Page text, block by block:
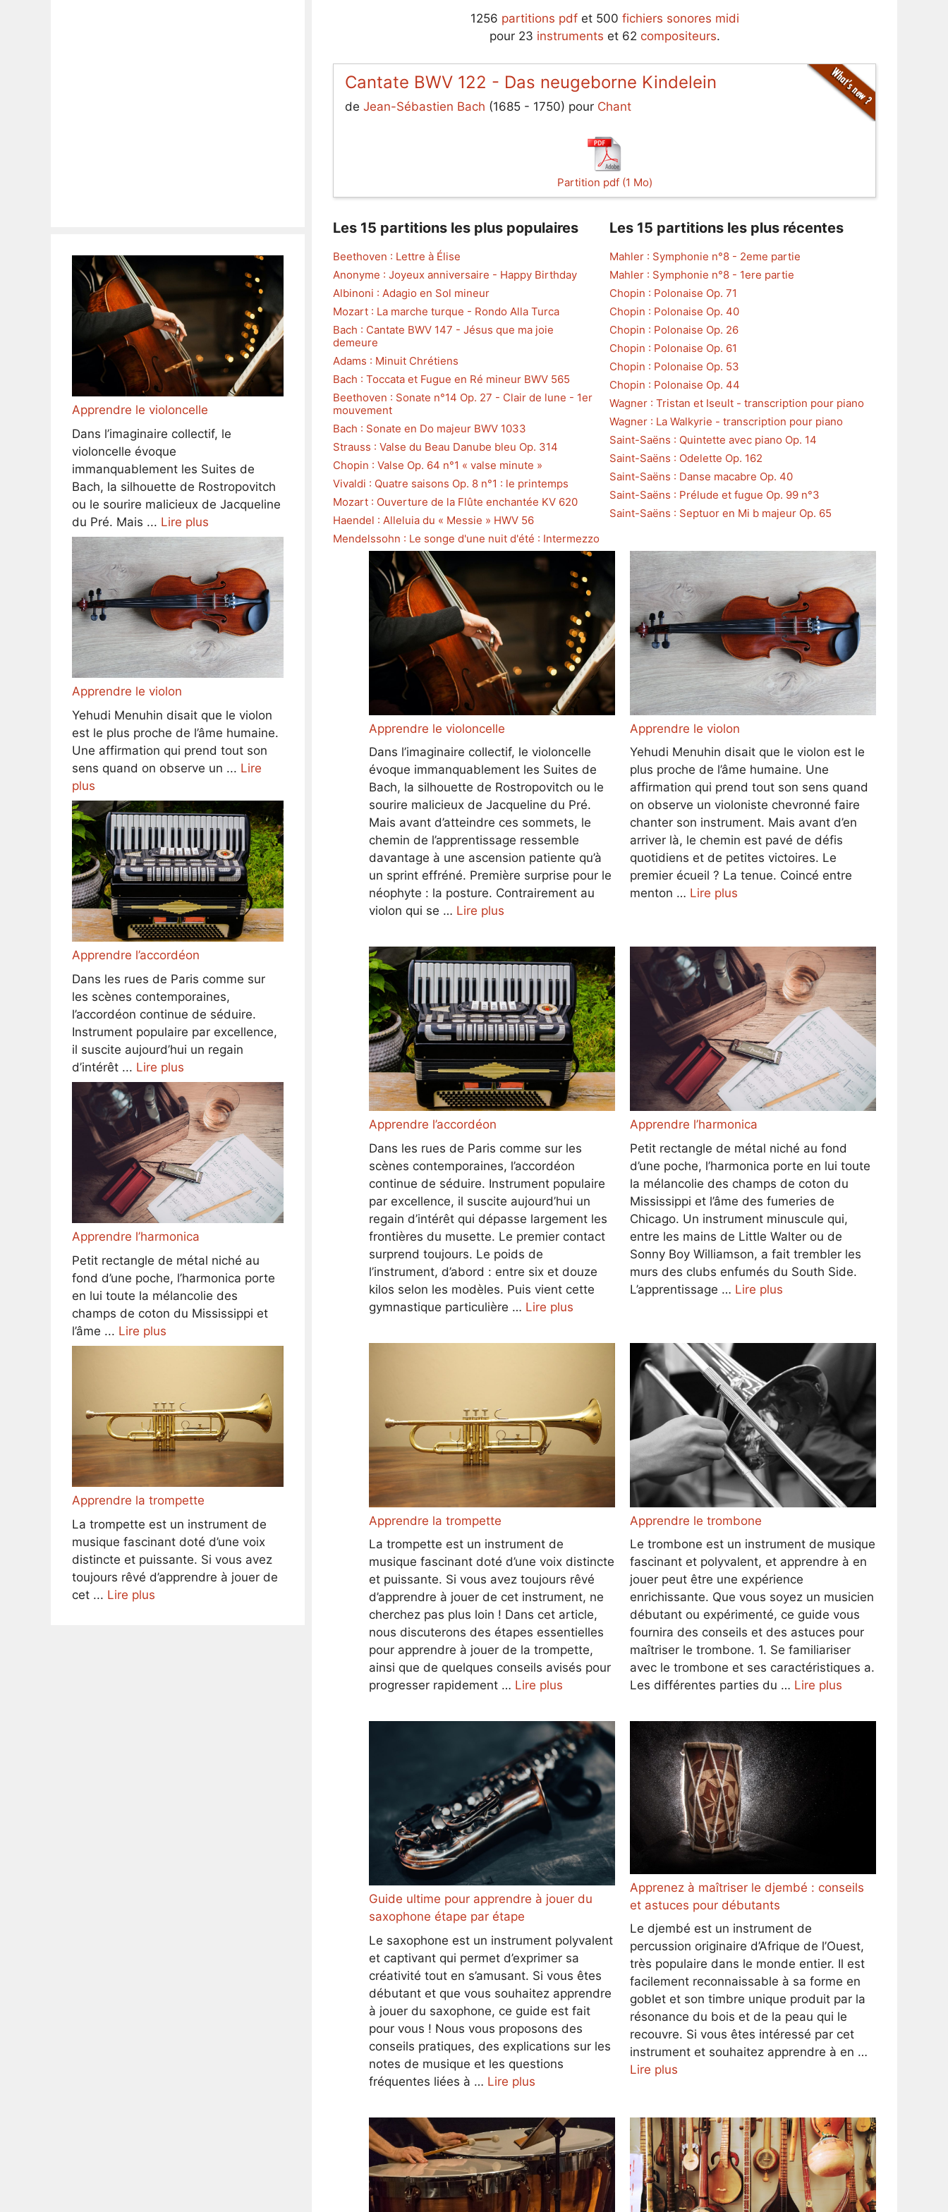
1256 partitions pdfet 500 fichiers sonores midi
pour 23 instruments et 62 compositeurs.
Cantate BWV 122 - Das neugeborne Kindelein
de Jean-Sébastien Bach (1685 - 1750) pour Chant
Partition pdf (1 Mo)
Les 15 partitions les plus populaires
Beethoven : Lettre à Élise
Anonyme : Joyeux anniversaire - Happy Birthday
Albinoni : Adagio en Sol mineur
Mozart : La marche turque - Rondo Alla Turca
Bach : Cantate BWV 147 - Jésus que ma joie
demeure
Adams : Minuit Chrétiens
Bach : Toccata et Fugue en Ré mineur BWV 565
Beethoven : Sonate n°14 Op. 27 - Clair de lune - 1er
mouvement
Bach : Sonate en Do majeur BWV 1033
Strauss : Valse du Beau Danube bleu Op. 314
Chopin : Valse Op. 64 n°1 « valse minute »
Vivaldi : Quatre saisons Op. 8 n°1 : le printemps
Mozart : Ouverture de la Flûte enchantée KV 620
Haendel : Alleluia du « Messie » HWV 56
Mendelssohn : Le songe d'une nuit d'été : Intermezzo
Les 15 partitions les plus récentes
Mahler : Symphonie n°8 - 2eme partie
Mahler : Symphonie n°8 - 1ere partie
Chopin : Polonaise Op. 71
Chopin : Polonaise Op. 40
Chopin : Polonaise Op. 26
Chopin : Polonaise Op. 61
Chopin : Polonaise Op. 53
Chopin : Polonaise Op. 44
Wagner : Tristan et Iseult - transcription pour piano
Wagner : La Walkyrie - transcription pour piano
Saint-Saëns : Quintette avec piano Op. 14
Saint-Saëns : Odelette Op. 162
Saint-Saëns : Danse macabre Op. 40
Saint-Saëns : Prélude et fugue Op. 99 n°3
Saint-Saëns : Septuor en Mi b majeur Op. 65
Apprendre le violoncelle
Dans l’imaginaire collectif, le violoncelle
évoque immanquablement les Suites de
Bach, la silhouette de Rostropovitch ou le
sourire malicieux de Jacqueline du Pré.
Mais avant d’atteindre ces sommets, le
chemin de l’apprentissage ressemble
davantage à une ascension patiente qu’à
un sprint effréné. Première surprise pour le
néophyte : la posture. Contrairement au
violon qui se … Lire plus
Apprendre le violon
Yehudi Menuhin disait que le violon est le
plus proche de l’âme humaine. Une
affirmation qui prend tout son sens quand
on observe un violoniste chevronné faire
chanter son instrument. Mais avant d’en
arriver là, le chemin est pavé de défis
quotidiens et de petites victoires. Le
premier écueil ? La tenue. Coincé entre
menton … Lire plus
Apprendre l’accordéon
Dans les rues de Paris comme sur les
scènes contemporaines, l’accordéon
continue de séduire. Instrument populaire
par excellence, il suscite aujourd’hui un
regain d’intérêt qui dépasse largement les
frontières du musette. Le premier contact
surprend toujours. Le poids de
l’instrument, d’abord : entre six et douze
kilos selon les modèles. Puis vient cette
gymnastique particulière … Lire plus
Apprendre l’harmonica
Petit rectangle de métal niché au fond
d’une poche, l’harmonica porte en lui toute
la mélancolie des champs de coton du
Mississippi et l’âme des fumeries de
Chicago. Un instrument minuscule qui,
entre les mains de Little Walter ou de
Sonny Boy Williamson, a fait trembler les
murs des clubs enfumés du South Side.
L’apprentissage … Lire plus
Apprendre la trompette
La trompette est un instrument de
musique fascinant doté d’une voix distincte
et puissante. Si vous avez toujours rêvé
d’apprendre à jouer de cet instrument, ne
cherchez pas plus loin ! Dans cet article,
nous discuterons des étapes essentielles
pour apprendre à jouer de la trompette,
ainsi que de quelques conseils avisés pour
progresser rapidement … Lire plus
Apprendre le trombone
Le trombone est un instrument de musique
fascinant et polyvalent, et apprendre à en
jouer peut être une expérience
enrichissante. Que vous soyez un musicien
débutant ou expérimenté, ce guide vous
fournira des conseils et des astuces pour
maîtriser le trombone. 1. Se familiariser
avec le trombone et ses caractéristiques a.
Les différentes parties du … Lire plus
Guide ultime pour apprendre à jouer du
saxophone étape par étape
Le saxophone est un instrument polyvalent
et captivant qui permet d’exprimer sa
créativité tout en s’amusant. Si vous êtes
débutant et que vous souhaitez apprendre
à jouer du saxophone, ce guide est fait
pour vous ! Nous vous proposons des
conseils pratiques, des explications sur les
notes de musique et les questions
fréquentes liées à … Lire plus
Apprenez à maîtriser le djembé : conseils
et astuces pour débutants
Le djembé est un instrument de
percussion originaire d’Afrique de l’Ouest,
très populaire dans le monde entier. Il est
facilement reconnaissable à sa forme en
goblet et son timbre unique produit par la
résonance du bois et de la peau qui le
recouvre. Si vous êtes intéressé par cet
instrument et souhaitez apprendre à en …
Lire plus
Apprendre le violoncelle
Dans l’imaginaire collectif, le
violoncelle évoque
immanquablement les Suites de
Bach, la silhouette de Rostropovitch
ou le sourire malicieux de Jacqueline
du Pré. Mais ... Lire plus
Apprendre le violon
Yehudi Menuhin disait que le violon
est le plus proche de l’âme humaine.
Une affirmation qui prend tout son
sens quand on observe un ... Lire
plus
Apprendre l’accordéon
Dans les rues de Paris comme sur
les scènes contemporaines,
l’accordéon continue de séduire.
Instrument populaire par excellence,
il suscite aujourd’hui un regain
d’intérêt ... Lire plus
Apprendre l’harmonica
Petit rectangle de métal niché au
fond d’une poche, l’harmonica porte
en lui toute la mélancolie des
champs de coton du Mississippi et
l’âme ... Lire plus
Apprendre la trompette
La trompette est un instrument de
musique fascinant doté d’une voix
distincte et puissante. Si vous avez
toujours rêvé d’apprendre à jouer de
cet ... Lire plus